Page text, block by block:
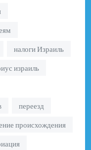
налоги Израиль
израиль
переезд
происхождения